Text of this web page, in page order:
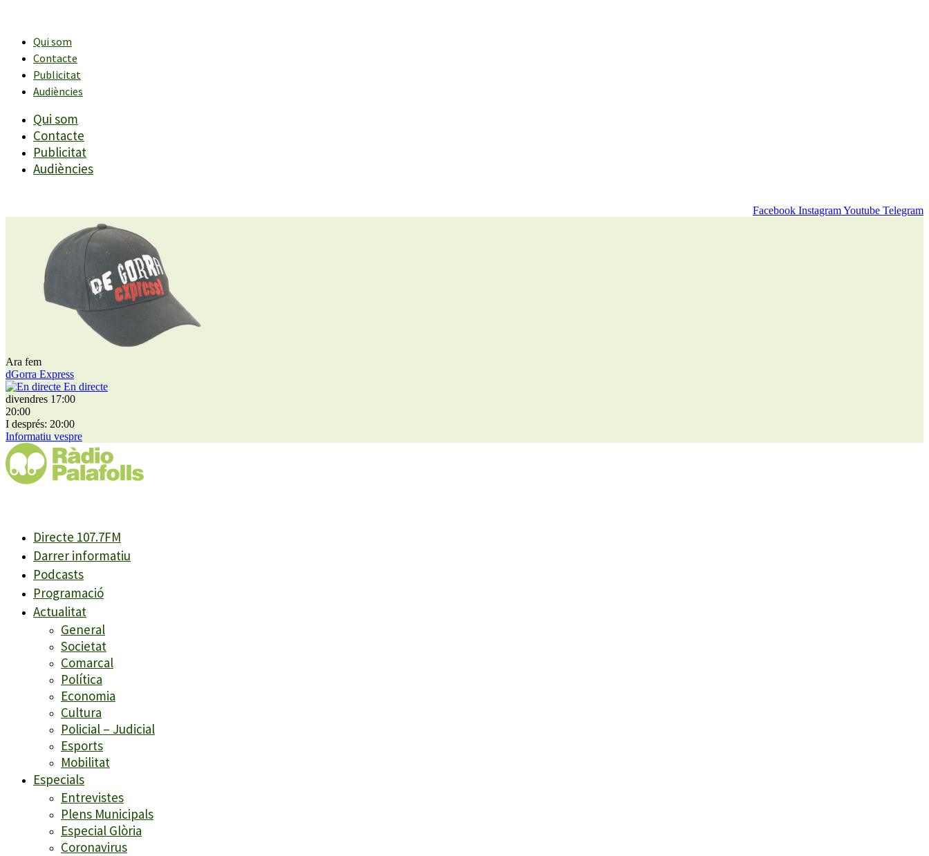
contingutQui som
Contacte
Publicitat
Audiències
Qui som
Contacte
Publicitat
Audiències
Facebook InstagramYoutube Telegram
Ara fem
dGorra Express
En directe
divendres 17:00
20:00
I després: 20:00
Informatiu vespre
Directe 107.7FM
Darrer informatiu
Podcasts
Programació
Actualitat
General
Societat
Comarcal
Política
Economia
Cultura
Policial – Judicial
Esports
Mobilitat
Especials
Entrevistes
Plens Municipals
Especial Glòria
Coronavirus